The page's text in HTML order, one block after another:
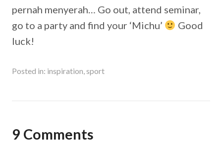
pernah menyerah… Go out, attend seminar,
go to a party and find your ‘Michu’
Good
luck!
Posted in: inspiration,sport
9 Comments